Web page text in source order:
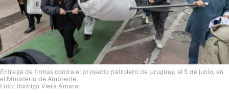
Entrega de firmas contra el proyecto petrolero de Uruguay, el 5 de junio, en
el Ministerio de Ambiente.
Foto: Rodrigo Viera Amaral